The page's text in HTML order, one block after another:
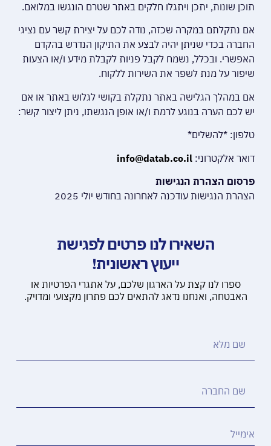
תוכן שונות, יתכן ויתגלו חלקים באתר שטרם הונגשו במלואם.
אם נתקלתם במקרה שכזה, נודה לכם על יצירת קשר עם נציגי
החברה בכדי שניתן יהיה לבצע את התיקון הנדרש בהקדם
האפשרי. ובכלל, נשמח לקבל פניות לקבלת מידע ו/או הצעות
שיפור על מנת לשפר את השירות ללקוח.
אם במהלך הגלישה באתר נתקלת בקושי לגלוש באתר או אם
יש לכם הערה בנוגע לרמת ו/או אופן הנגשתו, ניתן ליצור קשר:
טלפון: *להשלים*
דואר אלקטרוני: info@datab.co.il
פרסום הצהרת הנגישות
הצהרת הנגישות עודכנה לאחרונה בחודש יולי 2025
השאירו לנו פרטים לפגישת
ייעוץ ראשונית!
ספרו לנו קצת על הארגון שלכם, על אתגרי הפרטיות או
האבטחה, ואנחנו נדאג להתאים לכם פתרון מקצועי ומדויק.